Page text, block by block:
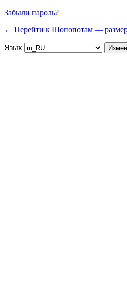
Забыли пароль?
← Перейти к Шопопотам —
Язык